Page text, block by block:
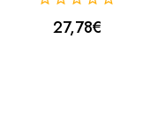
fuera
27,78€